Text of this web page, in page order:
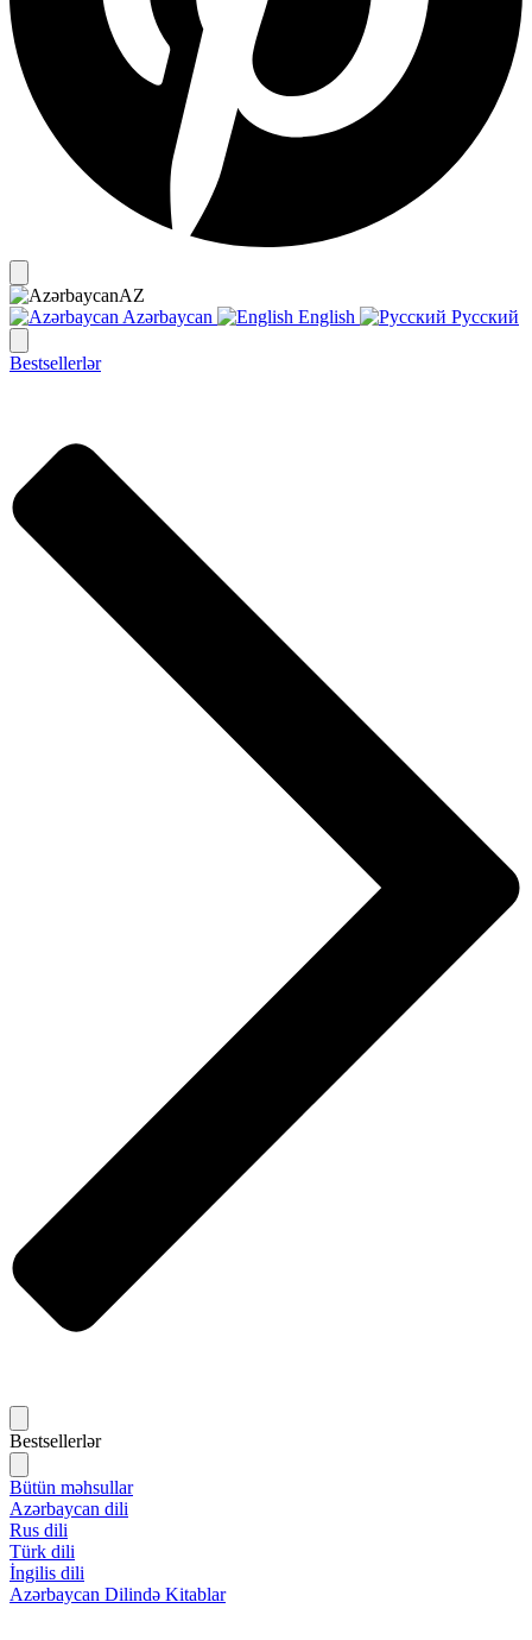
AZ
Azərbaycan
English Русский
Bestsellerlər
Bestsellerlər
Bütün məhsullar
Azərbaycan dili
Rus dili
Türk dili
İngilis dili
Azərbaycan Dilində Kitablar